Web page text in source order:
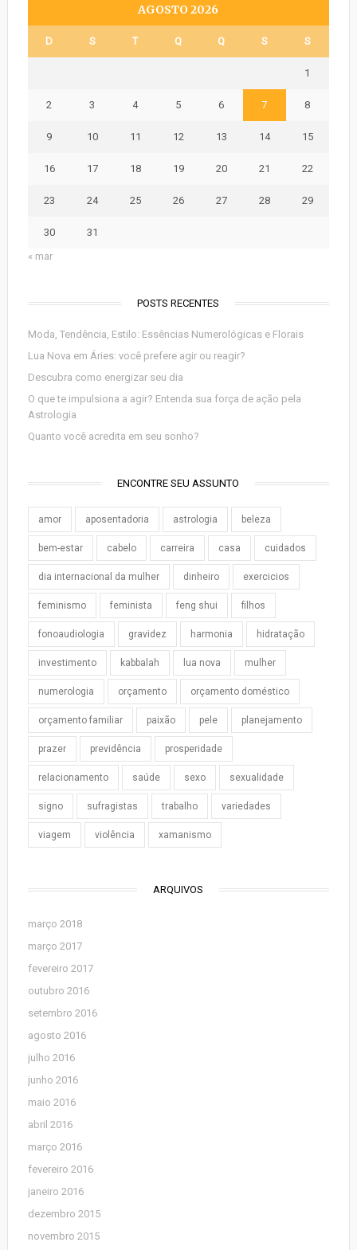
AGOSTO 2026
D S T Q Q S S
1
2 3 4 5 6 7 8
9 10 11 12 13 14 15
16 17 18 19 20 21 22
23 24 25 26 27 28 29
30
31
« mar
POSTS RECENTES
Moda, Tendência, Estilo: Essências Numerológicas e Florais
Lua Nova em Áries: você prefere agir ou reagir?
Descubra como energizar seu dia
O que te impulsiona a agir? Entenda sua força de ação pela
Astrologia
Quanto você acredita em seu sonho?
ENCONTRE SEU ASSUNTO
amor aposentadoria astrologia beleza
bem-estar cabelo carreira casa cuidados
dia internacional da mulher dinheiro exercicios
feminismo feminista feng shui filhos
fonoaudiologia gravidez harmonia hidratação
investimento kabbalah lua nova mulher
numerologia orçamento orçamento doméstico
orçamento familiar paixão pele planejamento
prazer previdência prosperidade
relacionamento saúde sexo sexualidade
signo sufragistas trabalho variedades
viagem violência xamanismo
ARQUIVOS
março 2018
março 2017
fevereiro 2017
outubro 2016
setembro 2016
agosto 2016
julho 2016
junho 2016
maio 2016
abril 2016
março 2016
fevereiro 2016
janeiro 2016
dezembro 2015
novembro 2015